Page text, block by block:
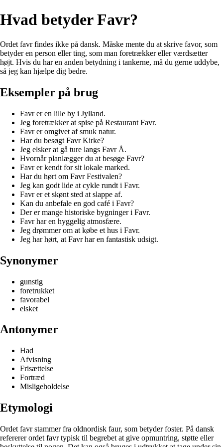
Hvad betyder Favr?
Ordet favr findes ikke på dansk. Måske mente du at skrive favor, som
betyder en person eller ting, som man foretrækker eller værdsætter
højt. Hvis du har en anden betydning i tankerne, må du gerne uddybe,
så jeg kan hjælpe dig bedre.
Eksempler på brug
Favr er en lille by i Jylland.
Jeg foretrækker at spise på Restaurant Favr.
Favr er omgivet af smuk natur.
Har du besøgt Favr Kirke?
Jeg elsker at gå ture langs Favr Å.
Hvornår planlægger du at besøge Favr?
Favr er kendt for sit lokale marked.
Har du hørt om Favr Festivalen?
Jeg kan godt lide at cykle rundt i Favr.
Favr er et skønt sted at slappe af.
Kan du anbefale en god café i Favr?
Der er mange historiske bygninger i Favr.
Favr har en hyggelig atmosfære.
Jeg drømmer om at købe et hus i Favr.
Jeg har hørt, at Favr har en fantastisk udsigt.
Synonymer
gunstig
foretrukket
favorabel
elsket
Antonymer
Had
Afvisning
Frisættelse
Fortræd
Misligeholdelse
Etymologi
Ordet favr stammer fra oldnordisk faur, som betyder foster. På dansk
refererer ordet favr typisk til begrebet at give opmuntring, støtte eller